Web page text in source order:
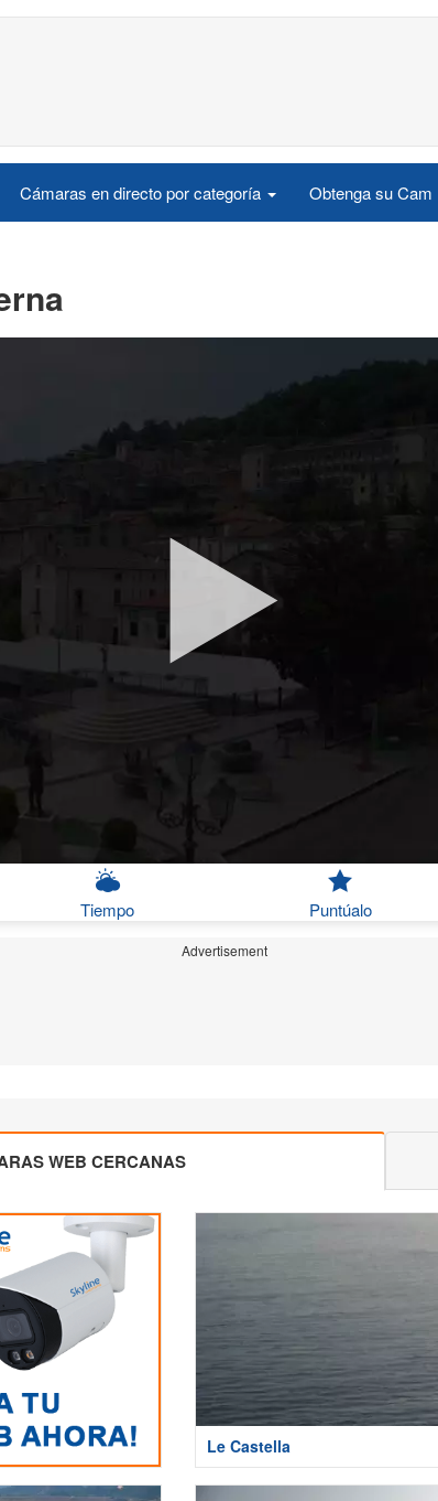
Cámaras en directo por categoría Obtenga su Cam
Tiempo Puntúalo
Advertisement
WEB CERCANAS
Le Castella